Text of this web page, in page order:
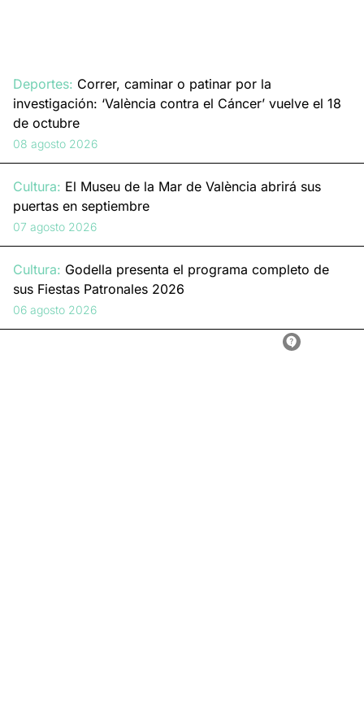
Deportes: Correr, caminar o patinar por la
investigación: ‘València contra el Cáncer’ vuelve el 18
de octubre
08 agosto 2026
Cultura: El Museu de la Mar de València abrirá sus
puertas en septiembre
07 agosto 2026
Cultura: Godella presenta el programa completo de
sus Fiestas Patronales 2026
06 agosto 2026